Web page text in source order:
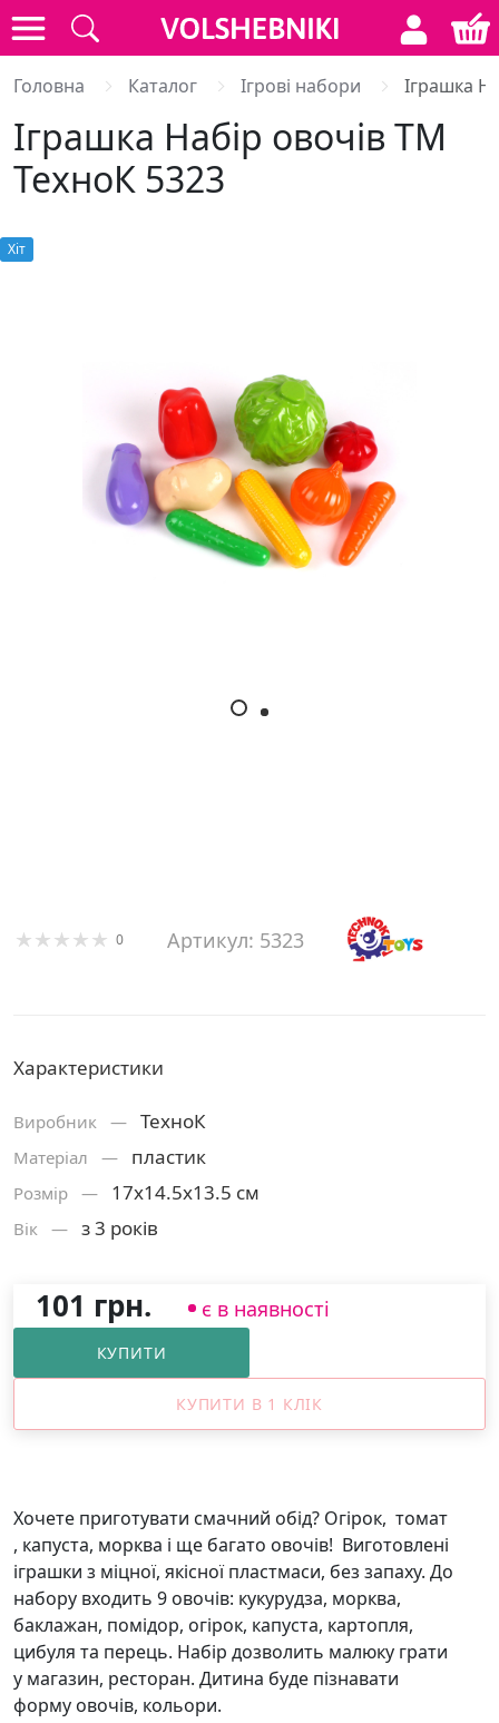
Головна Каталог Ігрові набори Іграшка
Іграшка Набір овочів ТМ
ТехноК 5323
Хiт
0 Артикул: 5323
Характеристики
Виробник — ТехноК
Матерiал — пластик
Розмiр — 17х14.5х13.5 см
Вік — з 3 років
101 грн. є в наявності
КУПИТИ
КУПИТИ В 1 КЛІК
Хочете приготувати смачний обід? Огірок, томат
, капуста, морква і ще багато овочів! Виготовлені
іграшки з міцної, якісної пластмаси, без запаху. До
набору входить 9 овочів: кукурудза, морква,
баклажан, помідор, огірок, капуста, картопля,
цибуля та перець. Набір дозволить малюку грати
у магазин, ресторан. Дитина буде пізнавати
форму овочів, кольори.